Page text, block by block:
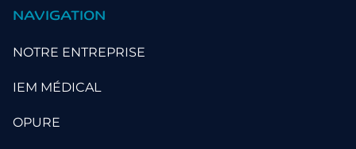
NAVIGATION
NOTRE ENTREPRISE
IEM MÉDICAL
OPURE